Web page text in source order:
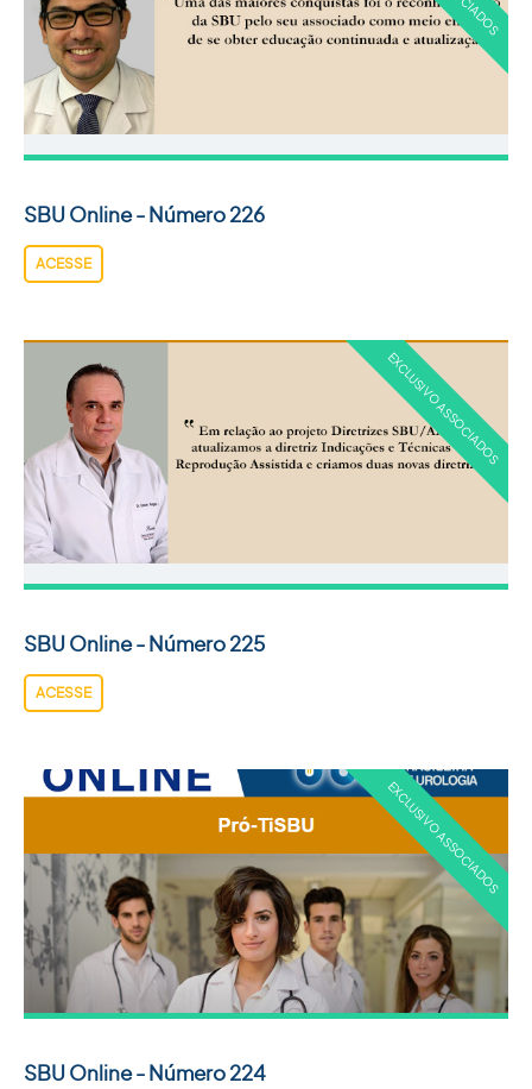
SBU Online - Número 226
ACESSE
SBU Online - Número 225
ACESSE
SBU Online - Número 224